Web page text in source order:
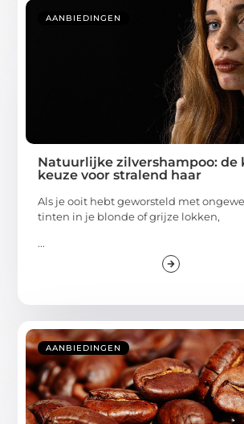
AANBIEDINGEN
Natuurlijke zilvershampoo: de
keuze voor stralend haar
Als je ooit hebt geworsteld met
tinten in je blonde of grijze lokken,
...
AANBIEDINGEN